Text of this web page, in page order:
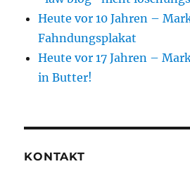
Heute vor 10 Jahren –
Fahndungsplakat
Heute vor 17 Jahren –
in Butter!
KONTAKT